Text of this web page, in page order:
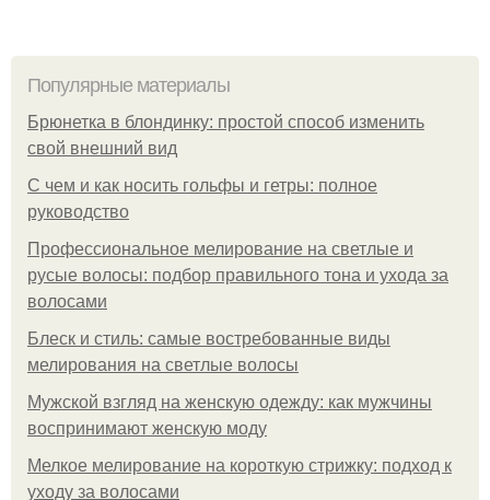
Популярные материалы
Брюнетка в блондинку: простой способ изменить
свой внешний вид
С чем и как носить гольфы и гетры: полное
руководство
Профессиональное мелирование на светлые и
русые волосы: подбор правильного тона и ухода за
волосами
Блеск и стиль: самые востребованные виды
мелирования на светлые волосы
Мужской взгляд на женскую одежду: как мужчины
воспринимают женскую моду
Мелкое мелирование на короткую стрижку: подход к
уходу за волосами